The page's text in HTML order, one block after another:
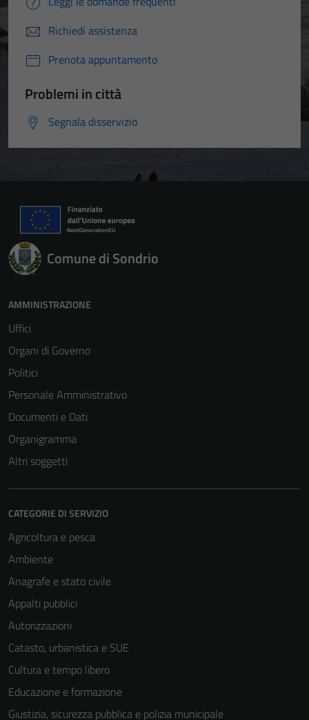
Richiedi assistenza
Prenota appuntamento
Problemi in città
Segnala disservizio
Comune di Sondrio
AMMINISTRAZIONE
Uffici
Organi di Governo
Politici
Personale Amministrativo
Documenti e Dati
Organigramma
Altri soggetti
CATEGORIE DI SERVIZIO
Agricoltura e pesca
Ambiente
Anagrafe e stato civile
Appalti pubblici
Autorizzazioni
Catasto, urbanistica e SUE
Cultura e tempo libero
Educazione e formazione
Giustizia, sicurezza pubblica e polizia municipale